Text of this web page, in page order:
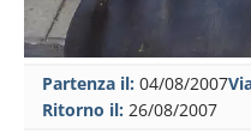
Partenza il: 04/08/2007
Ritorno il: 26/08/2007